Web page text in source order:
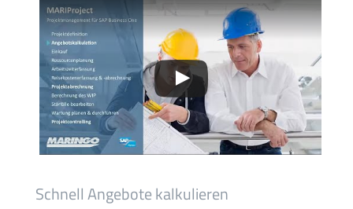
Schnell Angebote kalkulieren